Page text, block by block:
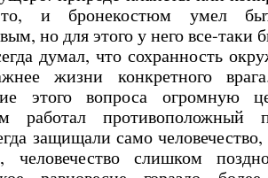
и бронекостюм умел
но для этого у него все-таки
думал, что сохранность
жизни конкретного
этого вопроса огромную
работал
защищали само
человечество слишком